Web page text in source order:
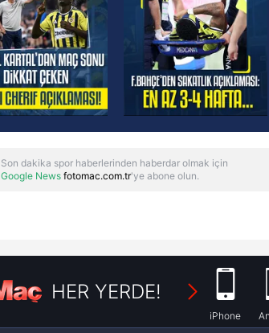
Son dakika spor haberlerinden haberdar olmak için
Google News fotomac.com.tr'ye abone olun.
HER YERDE!
iPhone